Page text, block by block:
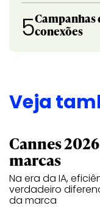
5Campanhas
conexões
Veja
Cannes
marcas
Na era da IA,
verdadeiro
da marca